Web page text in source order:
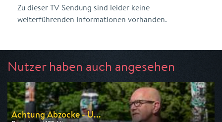
Zu dieser TV Sendung sind leider keine
weiterführenden Informationen vorhanden.
Nutzer haben auch angesehen
Achtung Abzocke - U...